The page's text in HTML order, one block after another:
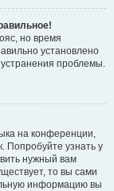
но время
установлено
проблемы.
на конференции,
Попробуйте узнать у
нужный вам
то вы сами
информацию вы